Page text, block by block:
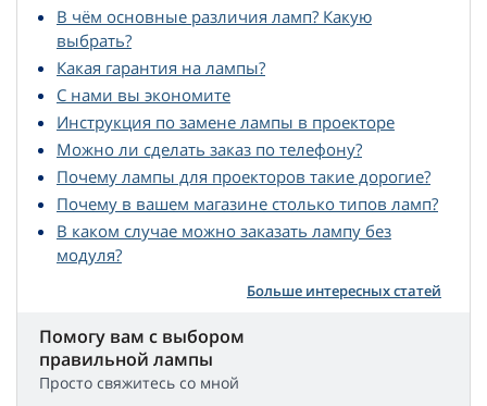
В чём основные различия ламп? Какую
выбрать?
Какая гарантия на лампы?
С нами вы экономите
Инструкция по замене лампы в проекторе
Можно ли сделать заказ по телефону?
Почему лампы для проекторов такие дорогие?
Почему в вашем магазине столько типов ламп?
В каком случае можно заказать лампу без
модуля?
Больше интересных статей
Помогу вам с выбором
правильной лампы
Просто свяжитесь со мной